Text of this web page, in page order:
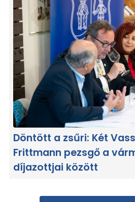
Döntött a zsűri: Két
Frittmann pezsgő a
díjazottjai között